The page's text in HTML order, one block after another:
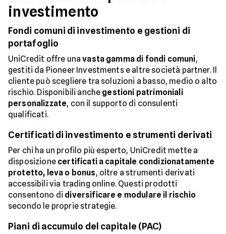
investimento
Fondi comuni di investimento e gestioni di
portafoglio
UniCredit offre unavasta gamma di fondi comuni,
gestiti da Pioneer Investments e altre società partner. Il
cliente può scegliere tra soluzioni a basso, medio o alto
rischio. Disponibili anche gestioni patrimoniali
personalizzate, con il supporto di consulenti
qualificati.
Certificati di investimento e strumenti derivati
Per chi ha un profilo più esperto, UniCredit mette a
disposizione certificati a capitale condizionatamente
protetto, leva o bonus, oltre a strumenti derivati
accessibili via trading online. Questi prodotti
consentono di diversificare e modulare il rischio
secondo le proprie strategie.
Piani di accumulo del capitale (PAC)